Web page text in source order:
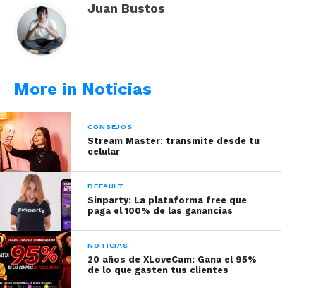
igualmente vital que a menudo se pasa por
alto. Sonar bien.
habitación es demasiado o muy poco. Por lo tanto,
relacionadas con el sonido. Xbiz.com habló un
poco sobre este tema en su portal:
Juan Bustos
More in Noticias
CONSEJOS
Stream Master: transmite desde tu
celular
DEFAULT
Sinparty: La plataforma free que
paga el 100% de las ganancias
NOTICIAS
20 años de XLoveCam: Gana el 95%
de lo que gasten tus clientes